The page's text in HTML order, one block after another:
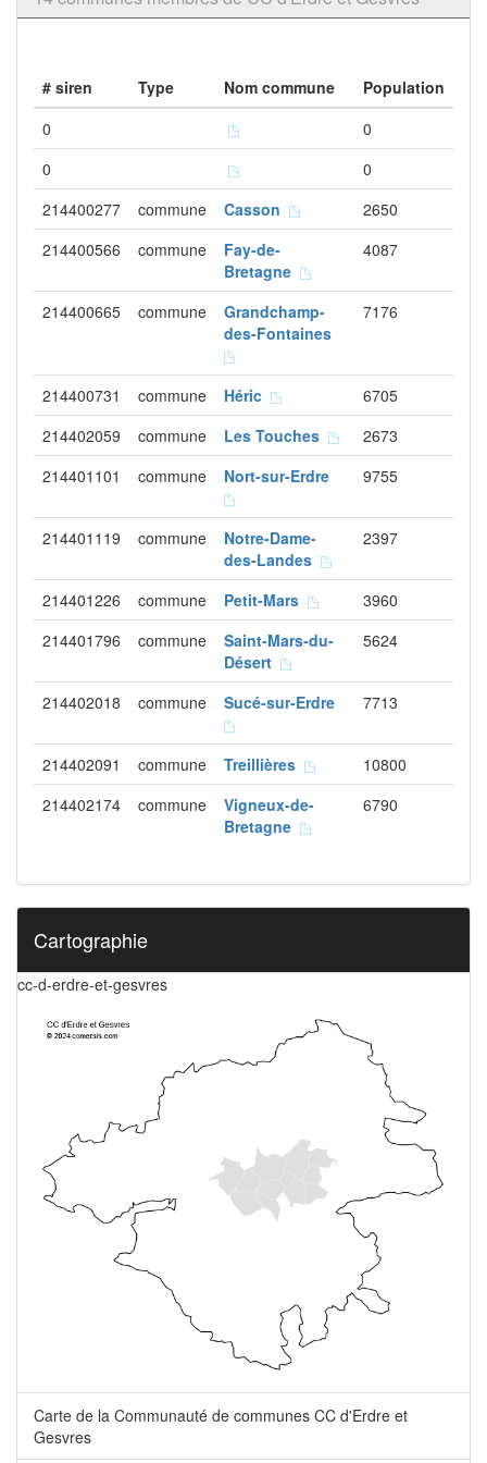
# siren Type Nom commune
Population
0
0
0
0
214400277
commune Casson
2650
214400566
commune
Fay-de-
Bretagne
4087
214400665 commune
Grandchamp-
des-Fontaines
7176
214400731 commune Héric
6705
214402059
commune Les Touches
2673
214401101
commune Nort-sur-Erdre 9755
214401119 commune
Notre-Dame-
des-Landes
2397
214401226 commune Petit-Mars
3960
214401796
commune
Saint-Mars-du-
Désert
5624
214402018 commune Sucé-sur-Erdre 7713
214402091 commune Treillières
10800
214402174
commune
Vigneux-de-
Bretagne
6790
Cartographie
cc-d-erdre-et-gesvres
Carte de la Communauté de communes CC d'Erdre et
Gesvres